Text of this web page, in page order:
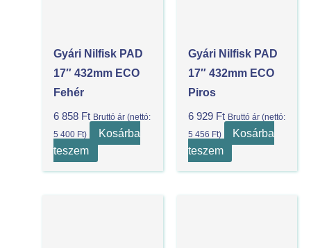
Gyári Nilfisk PAD
17″ 432mm ECO
Fehér
6 858 Ft Bruttó ár (nettó:
5 400 Ft)
Kosárba
teszem
Gyári Nilfisk PAD
17″ 432mm ECO
Piros
6 929 Ft Bruttó ár (nettó:
5 456 Ft)
Kosárba
teszem